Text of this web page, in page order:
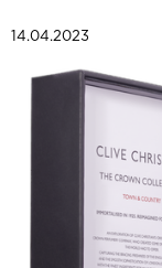
14.04.2023